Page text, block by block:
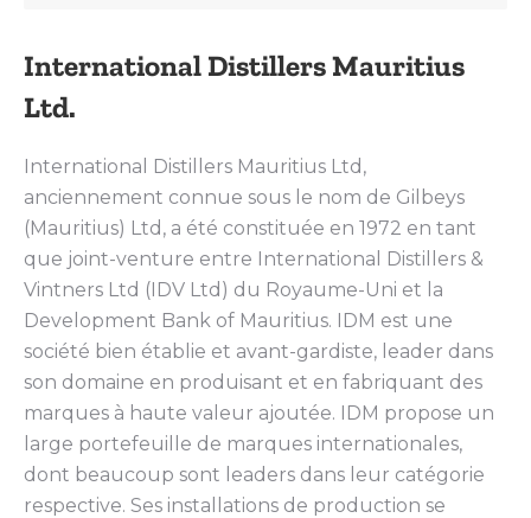
International Distillers Mauritius
Ltd.
International Distillers Mauritius Ltd,
anciennement connue sous le nom de Gilbeys
(Mauritius) Ltd, a été constituée en 1972 en tant
que joint-venture entre International Distillers &
Vintners Ltd (IDV Ltd) du Royaume-Uni et la
Development Bank of Mauritius. IDM est une
société bien établie et avant-gardiste, leader dans
son domaine en produisant et en fabriquant des
marques à haute valeur ajoutée. IDM propose un
large portefeuille de marques internationales,
dont beaucoup sont leaders dans leur catégorie
respective. Ses installations de production se